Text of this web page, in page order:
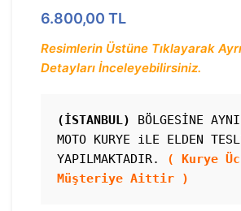
6.800,00 TL
Resimlerin Üstüne Tıklayarak
Detayları İnceleyebilirsiniz.
(İSTANBUL)
BÖLGESİNE
MOTO KURYE iLE ELDEN
YAPILMAKTADIR.
( Kurye
Müşteriye Aittir )